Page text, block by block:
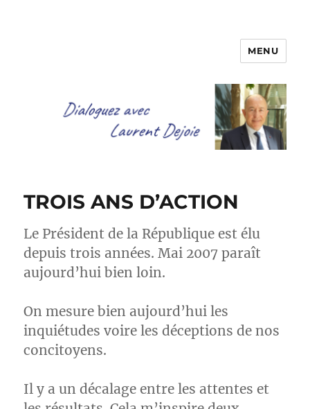
Dialoguez avec Laurent Dejoie
MENU
TROIS ANS D’ACTION
Le Président de la République est élu
depuis trois années. Mai 2007 paraît
aujourd’hui bien loin.
On mesure bien aujourd’hui les
inquiétudes voire les déceptions de nos
concitoyens.
Il y a un décalage entre les attentes et